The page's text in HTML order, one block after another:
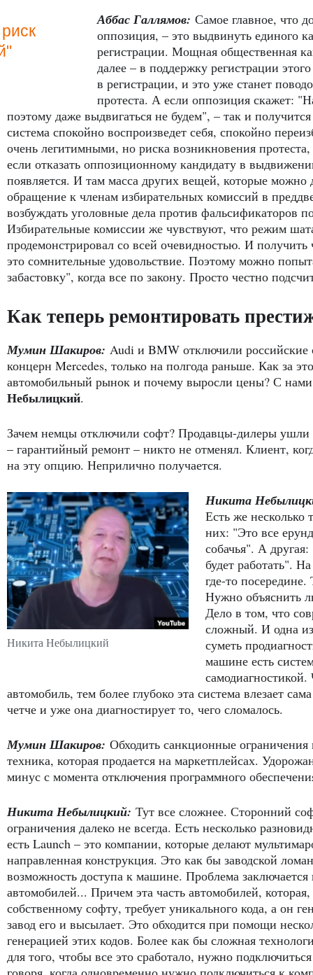
Аббас Галлямов: Самое главное, что
оппозиция, – это выдвинуть единого
регистрации. Мощная общественная
далее – в поддержку регистрации
в регистрации, и это уже станет
протеста. А если оппозиция скажет:
поэтому даже выдвигаться не будем", – так и
система спокойно воспроизведет себя, спокойно
очень легитимными, но риска возникновения
если отказать оппозиционному кандидату в
появляется. И там масса других вещей, которые
обращение к членам избирательных комиссий в
возбуждать уголовные дела против фальсификаторов
Избирательные комиссии же чувствуют, что режим
продемонстрировал со всей очевидностью. И получить
это сомнительные удовольствие. Поэтому можно
забастовку", когда все по закону. Просто честно
Как теперь ремонтировать
Мумин Шакиров: Audi и BMW отключили российские
концерн Mercedes, только на полгода раньше. Как за
автомобильный рынок и почему выросли цены? С
Небылицкий.
Зачем немцы отключили софт? Продавцы-дилеры ушли
– гарантийный ремонт – никто не отменял. Клиент,
на эту опцию. Неприлично получается.
Никита Небылицкий
Никита
Есть же несколько
них: "Это все
собачья". А
будет работать".
где-то
Нужно объяснить
Дело в том, что
сложный. И одна
суметь
машине есть
автомобиль, тем более глубоко эта система влезает
четче и уже она диагностирует то, чего сломалось.
Мумин Шакиров: Обходить санкционные
техника, которая продается на маркетплейсах.
минус с момента отключения программного
Никита Небылицкий: Тут все сложнее. Сторонний
ограничения далеко не всегда. Есть несколько
есть Launch – это компании, которые делают
направленная конструкция. Это как бы заводской
возможность доступа к машине. Проблема заключается
автомобилей... Причем эта часть автомобилей,
собственному софту, требует уникального кода, а он
завод его и высылает. Это обходится при помощи
генерацией этих кодов. Более как бы сложная
для того, чтобы все это сработало, нужно